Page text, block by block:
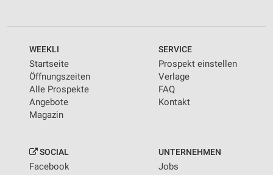
WEEKLI
Startseite
Öffnungszeiten
Alle Prospekte
Angebote
Magazin
SERVICE
Prospekt einstellen
Verlage
FAQ
Kontakt
SOCIAL
Facebook
UNTERNEHMEN
Jobs